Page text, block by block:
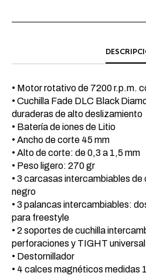
• Motor rotativo de 7200 r.p.m.
• Cuchilla Fade DLC Black
duraderas de alto deslizamiento
• Batería de iones de Litio
• Ancho de corte 45 mm
• Alto de corte: de 0,3 a 1,5 mm
• Peso ligero: 270 gr
• 3 carcasas intercambiables
negro
• 3 palancas intercambiables:
para freestyle
• 2 soportes de cuchilla
perforaciones y TIGHT
• Destornillador
• 4 calces magnéticos medidas